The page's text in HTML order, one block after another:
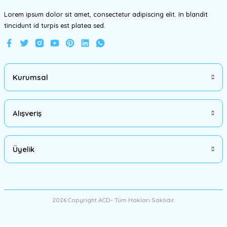
Lorem ipsum dolor sit amet, consectetur adipiscing elit. In blandit
tincidunt id turpis est platea sed.
Kurumsal
Alışveriş
Üyelik
2026 Copyright ACD- Tüm Hakları Saklıdır.